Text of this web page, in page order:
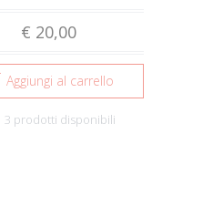
€ 20,00
Aggiungi al carrello
3 prodotti disponibili